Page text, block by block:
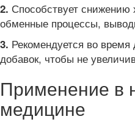
2. Способствует снижению
обменные процессы,
3. Рекомендуется во время
добавок, чтобы не
Применение в
медицине